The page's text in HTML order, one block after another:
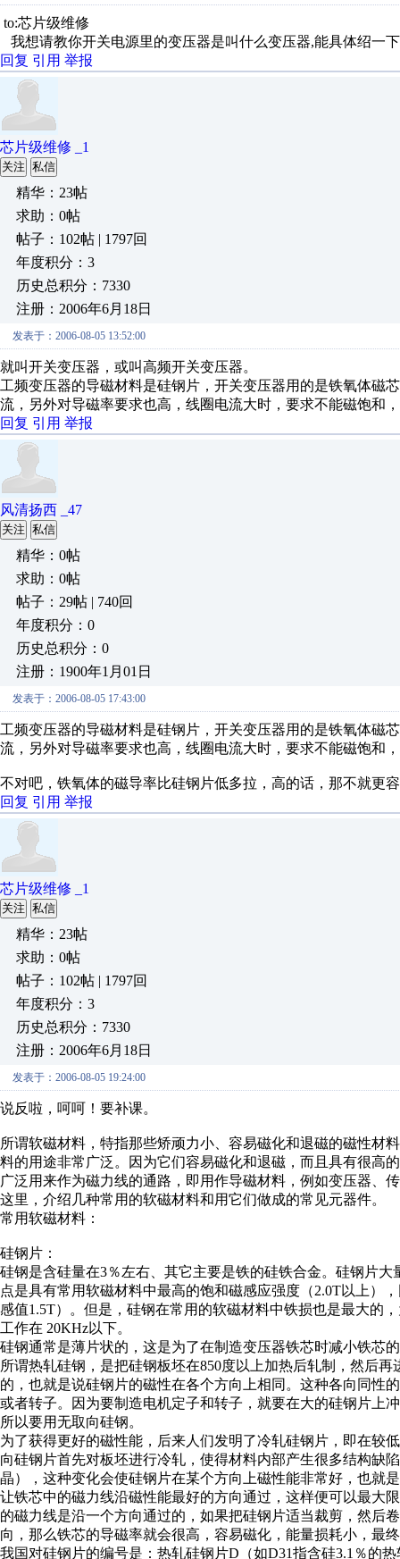
to:芯片级维修
我想请教你开关电源里的变压器是叫什么变压器,能具体绍一
回复 引用 举报
芯片级维修 _1
关注 私信
精华：23帖
求助：0帖
帖子：102帖 | 1797回
年度积分：3
历史总积分：7330
注册：2006年6月18日
发表于：2006-08-05 13:52:00
就叫开关变压器，或叫高频开关变压器。
工频变压器的导磁材料是硅钢片，开关变压器用的是铁氧体磁
流，另外对导磁率要求也高，线圈电流大时，要求不能磁饱和
回复 引用 举报
风清扬西 _47
关注 私信
精华：0帖
求助：0帖
帖子：29帖 | 740回
年度积分：0
历史总积分：0
注册：1900年1月01日
发表于：2006-08-05 17:43:00
工频变压器的导磁材料是硅钢片，开关变压器用的是铁氧体磁
流，另外对导磁率要求也高，线圈电流大时，要求不能磁饱和
不对吧，铁氧体的磁导率比硅钢片低多拉，高的话，那不就更
回复 引用 举报
芯片级维修 _1
关注 私信
精华：23帖
求助：0帖
帖子：102帖 | 1797回
年度积分：3
历史总积分：7330
注册：2006年6月18日
发表于：2006-08-05 19:24:00
说反啦，呵呵！要补课。
所谓软磁材料，特指那些矫顽力小、容易磁化和退磁的磁性材
料的用途非常广泛。因为它们容易磁化和退磁，而且具有很高
广泛用来作为磁力线的通路，即用作导磁材料，例如变压器、
这里，介绍几种常用的软磁材料和用它们做成的常见元器件。
常用软磁材料：
硅钢片：
硅钢是含硅量在3％左右、其它主要是铁的硅铁合金。硅钢片
点是具有常用软磁材料中最高的饱和磁感应强度（2.0T以上）
感值1.5T）。但是，硅钢在常用的软磁材料中铁损也是最大的
工作在 20KHz以下。
硅钢通常是薄片状的，这是为了在制造变压器铁芯时减小铁芯
所谓热轧硅钢，是把硅钢板坯在850度以上加热后轧制，然后
的，也就是说硅钢片的磁性在各个方向上相同。这种各向同性
或者转子。因为要制造电机定子和转子，就要在大的硅钢片上
所以要用无取向硅钢。
为了获得更好的磁性能，后来人们发明了冷轧硅钢片，即在较
向硅钢片首先对板坯进行冷轧，使得材料内部产生很多结构缺
晶），这种变化会使硅钢片在某个方向上磁性能非常好，也就
让铁芯中的磁力线沿磁性能最好的方向通过，这样便可以最大
的磁力线是沿一个方向通过的，如果把硅钢片适当裁剪，然后
向，那么铁芯的导磁率就会很高，容易磁化，能量损耗小，最
我国对硅钢片的编号是：热轧硅钢片D（如D31指含硅3.1％的